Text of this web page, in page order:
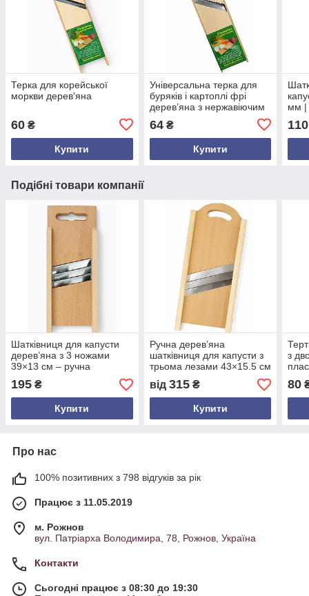
Терка для корейської
моркви дерев'яна
60 ₴
Купити
Універсальна терка для
буряків і картоплі фрі
дерев’яна з нержавіючим
шатківниця українського
виробництва
64₴
Купити
мм |
110
Подібні товари компанії
Шатківниця для капусти
дерев’яна з 3 ножами
39×13 см – ручна
овочерізка з бука для
шинкування овочів,
салатів, заготовок
195 ₴
Купити
Ручна дерев’яна
шатківниця для капусти з
трьома лезами 43×15.5 см
– кухонна овочерізка з
бука
від 315₴
Купити
з
80
Про нас
100% позитивних з 798 відгуків за рік
Працює з 11.05.2019
м. Рожнов
вул. Патріарха Володимира, 78, Рожнов, Україна
Контакти
Сьогодні працює з 08:30 до 19:30